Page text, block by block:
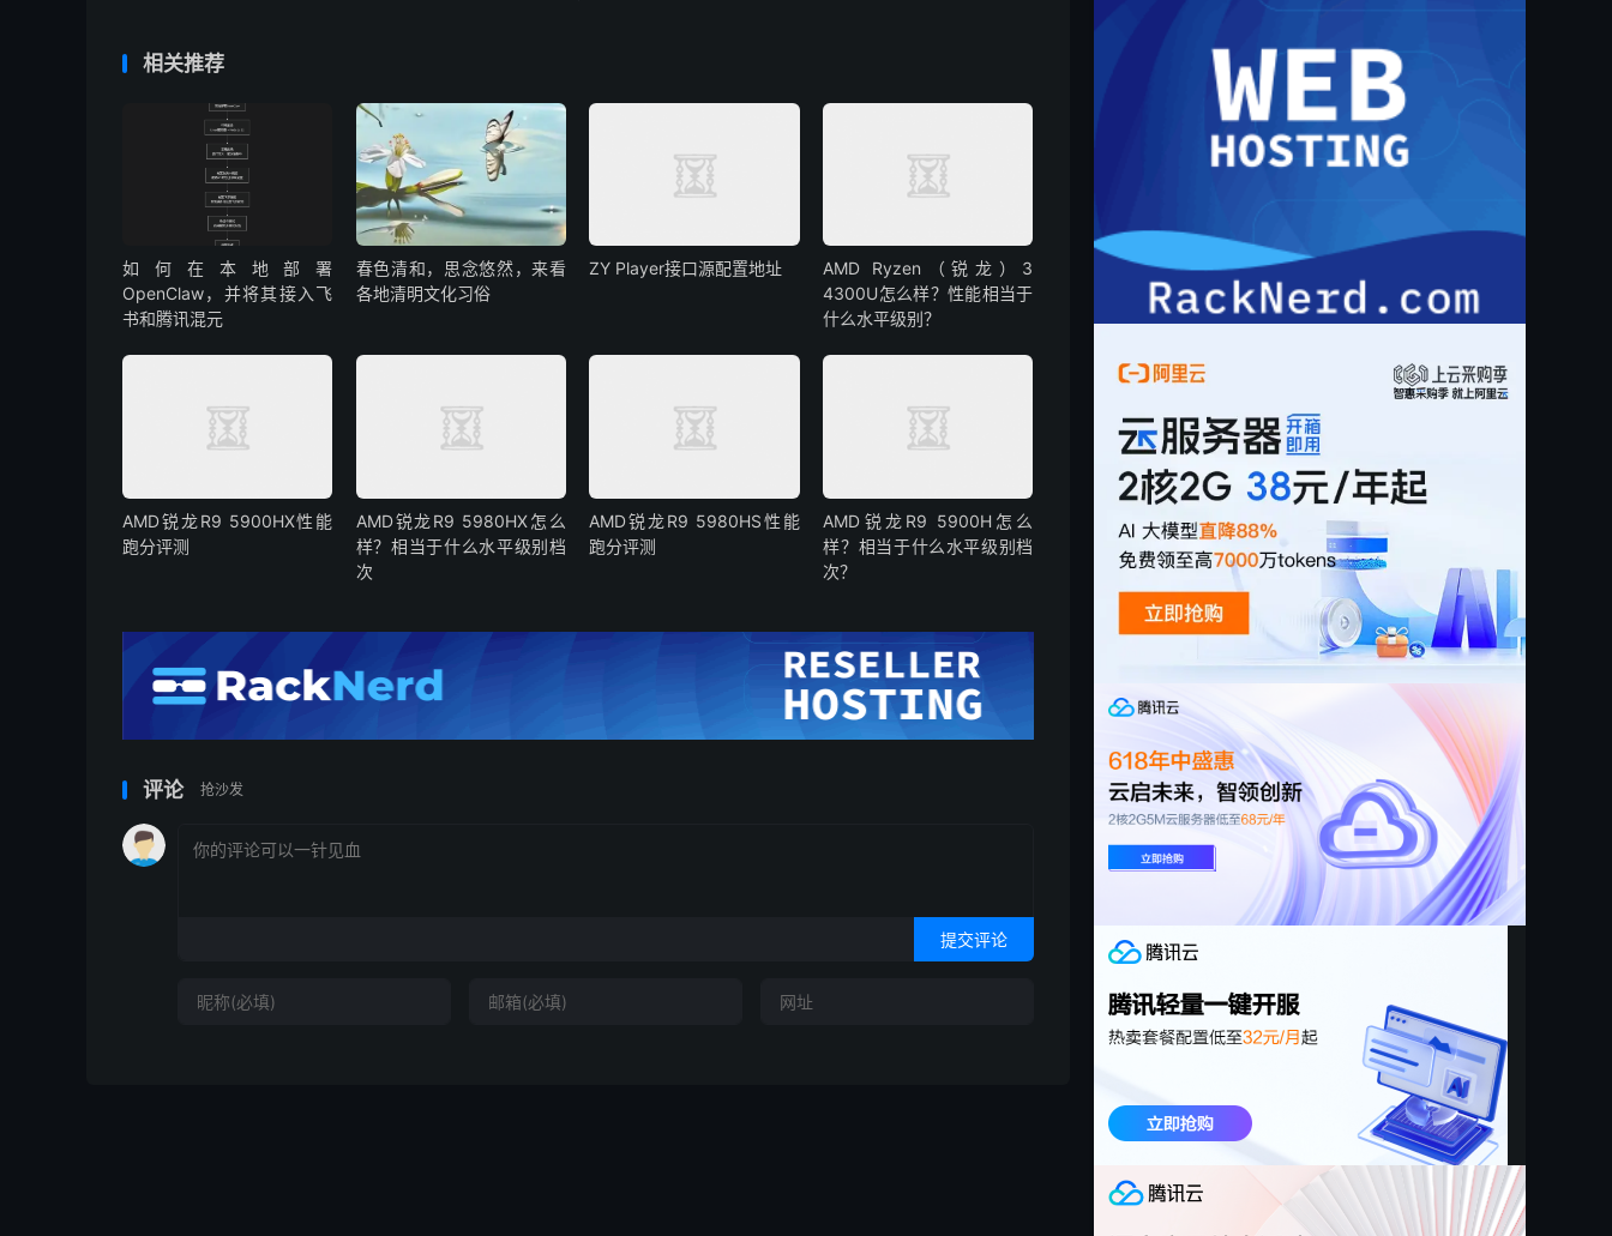
相关推荐
如何在本地部署
OpenClaw，并将其接入飞
书和腾讯混元
春色清和，思念悠然，来看
各地清明文化习俗
ZY Player接口源配置地址
AMD Ryzen（锐龙）3
4300U怎么样？性能相当于
什么水平级别？
AMD锐龙R9 5900HX性能
跑分评测
AMD锐龙R9 5980HX怎么
样？相当于什么水平级别档
次
AMD锐龙R9 5980HS性能
跑分评测
AMD锐龙R9 5900H怎么
样？相当于什么水平级别档
次？
评论 抢沙发
提交评论